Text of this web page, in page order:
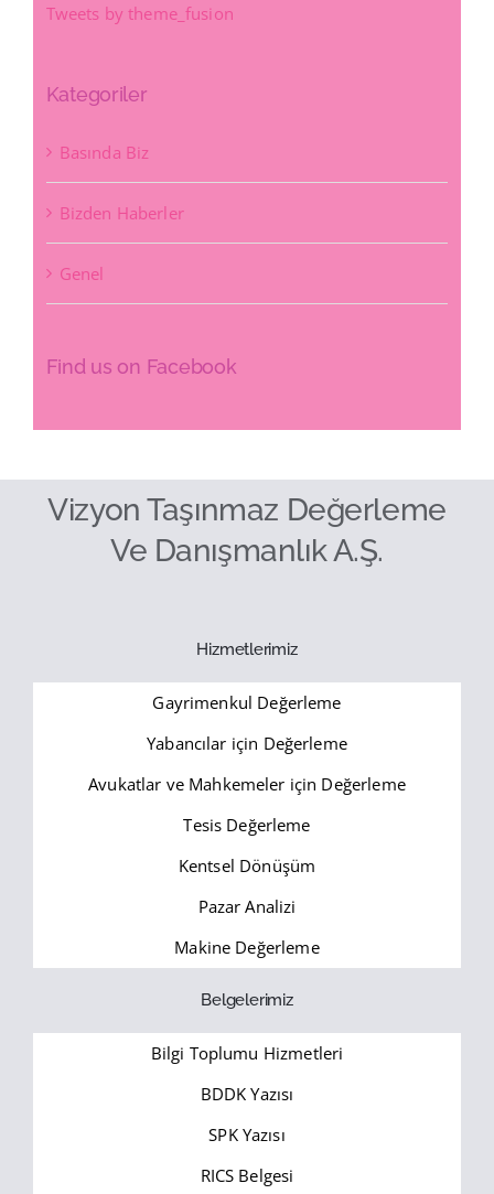
Tweets by theme_fusion
Kategoriler
Basında Biz
Bizden Haberler
Genel
Find us on Facebook
Vizyon Taşınmaz Değerleme
Ve Danışmanlık A.Ş.
Hizmetlerimiz
Gayrimenkul Değerleme
Yabancılar için Değerleme
Avukatlar ve Mahkemeler için Değerleme
Tesis Değerleme
Kentsel Dönüşüm
Pazar Analizi
Makine Değerleme
Belgelerimiz
Bilgi Toplumu Hizmetleri
BDDK Yazısı
SPK Yazısı
RICS Belgesi